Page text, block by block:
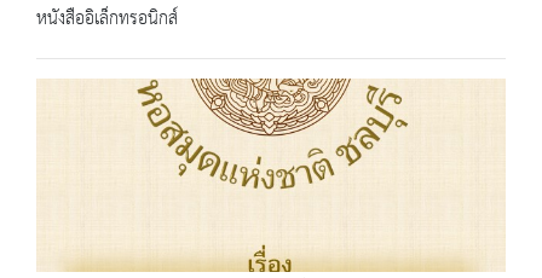
หนังสืออิเล็กทรอนิกส์